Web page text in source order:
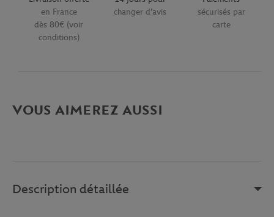
en France
dès 80€ (voir
conditions)
changer d'avis
sécurisés par
carte
VOUS AIMEREZ AUSSI
Description détaillée